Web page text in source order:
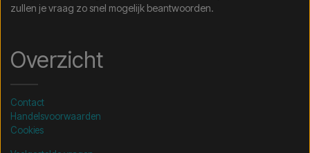
zullen je vraag zo snel mogelijk beantwoorden.
Overzicht
Contact
Handelsvoorwaarden
Cookies